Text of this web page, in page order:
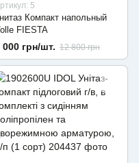
5
Компакт напольный
FIESTA
000 грн/шт. 12 800 грн